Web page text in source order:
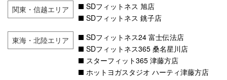
関東・信越エリア
SDフィットネス 旭店
SDフィットネス 銚子店
東海・北陸エリア
SDフィットネス24 富士伝法店
SDフィットネス365 桑名星川店
スターフィット365 津藤方店
ホットヨガスタジオ ハーティ津藤方店